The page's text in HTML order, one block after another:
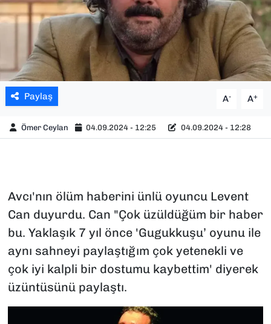
Paylaş A- A+
Ömer Ceylan 04.09.2024 - 12:25 04.09.2024 - 12:28
Avcı'nın ölüm haberini ünlü oyuncu Levent
Can duyurdu. Can "Çok üzüldüğüm bir haber
bu. Yaklaşık 7 yıl önce 'Gugukkuşu’ oyunu ile
aynı sahneyi paylaştığım çok yetenekli ve
çok iyi kalpli bir dostumu kaybettim' diyerek
üzüntüsünü paylaştı.
YAŞAM
YEREL YÖNETİMLER